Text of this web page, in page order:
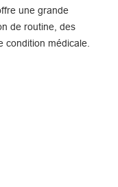
une grande
de routine, des
condition médicale.